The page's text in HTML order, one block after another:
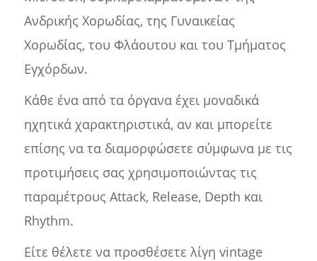
Ανδρικής Χορωδίας, της Γυναικείας
Χορωδίας, του Φλάουτου και του Τμήματος
Εγχόρδων.
Κάθε ένα από τα όργανα έχει μοναδικά
ηχητικά χαρακτηριστικά, αν και μπορείτε
επίσης να τα διαμορφώσετε σύμφωνα με τις
προτιμήσεις σας χρησιμοποιώντας τις
παραμέτρους Attack, Release, Depth και
Rhythm.
Είτε θέλετε να προσθέσετε λίγη vintage